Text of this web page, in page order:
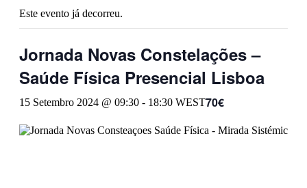
Este evento já decorreu.
Jornada Novas Constelações –
Saúde Física Presencial Lisboa
15 Setembro 2024 @ 09:30 - 18:30 WEST70€